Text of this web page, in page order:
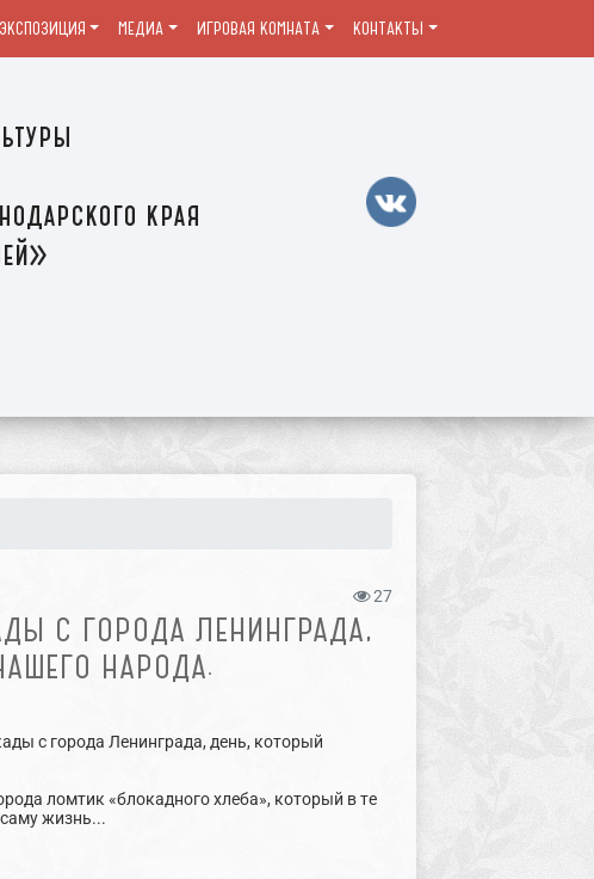
края
ЭКСПОЗИЦИЯ МЕДИА ИГРОВАЯ КОМНАТА КОНТАКТЫ
27
С ГОРОДА ЛЕНИНГРАДА,
НАРОДА.
с города Ленинграда, день, который
ломтик «блокадного хлеба», который в те
жизнь...